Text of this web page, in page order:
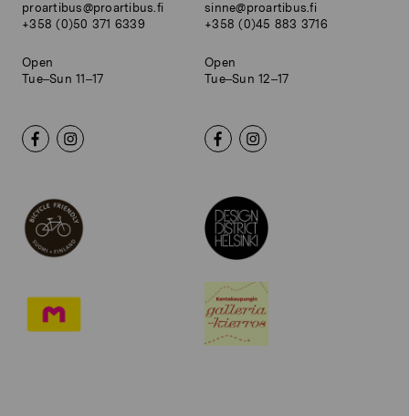
proartibus@proartibus.fi
+358 (0)50 371 6339
Open
Tue–Sun 11–17
sinne@proartibus.fi
+358 (0)45 883 3716
Open
Tue–Sun 12–17